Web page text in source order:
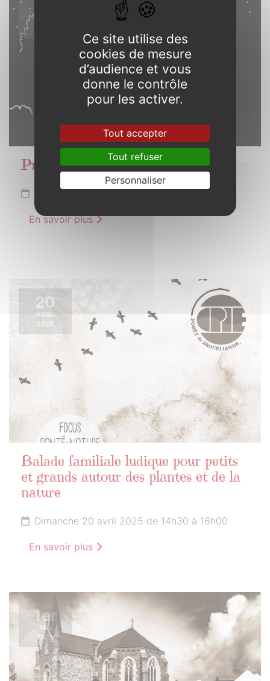
Projection débat
En savoir plus
20
AVRIL
2025
Balade familiale ludique pour petits
et grands autour des plantes et de la
nature
Dimanche 20 avril 2025 de 14h30 à 16h00
En savoir plus
1er
MAI
2025
Ce site utilise des
cookies de mesure
d’audience et vous
donne le contrôle
pour les activer.
Tout accepter
Tout refuser
Personnaliser